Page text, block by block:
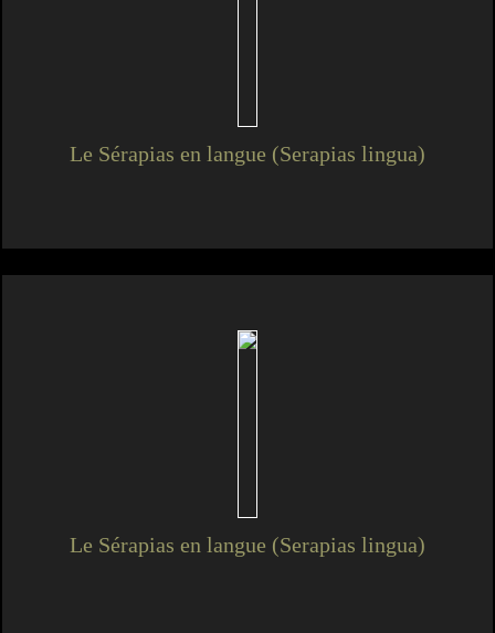
Le Sérapias en langue (Serapias lingua)
Le Sérapias en langue (Serapias lingua)